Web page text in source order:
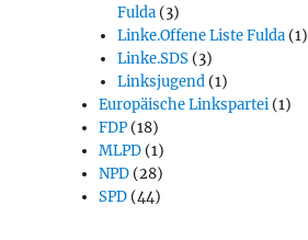
Fulda(3)
Linke.Offene Liste Fulda(1)
Linke.SDS(3)
Linksjugend(1)
Europäische Linkspartei (1)
FDP (18)
MLPD (1)
NPD (28)
SPD (44)